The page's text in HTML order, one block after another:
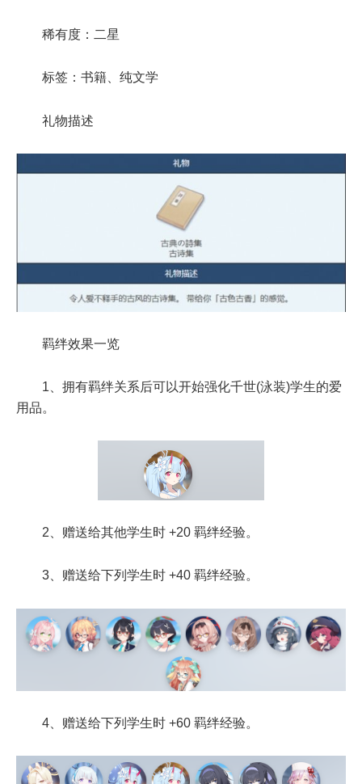
稀有度：二星
标签：书籍、纯文学
礼物描述
羁绊效果一览
1、拥有羁绊关系后可以开始强化千世(泳装)学生的爱
用品。
2、赠送给其他学生时 +20 羁绊经验。
3、赠送给下列学生时 +40 羁绊经验。
4、赠送给下列学生时 +60 羁绊经验。